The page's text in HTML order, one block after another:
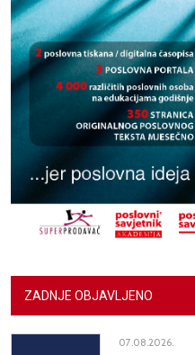
ZADNJE OBJAVLJENO
07.08.2026.